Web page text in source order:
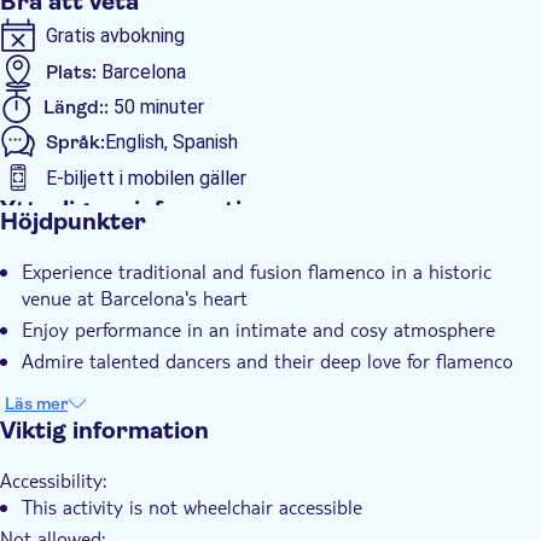
Gratis avbokning
Plats: Barcelona
Längd:: 50 minuter
Språk:English, Spanish
E-biljett i mobilen gäller
Ytterligare information
Snabbkö
Lokal prägel
Elektronisk biljett
Höjdpunkter
Experience traditional and fusion flamenco in a historic
venue at Barcelona's heart
Enjoy performance in an intimate and cosy atmosphere
Admire talented dancers and their deep love for flamenco
Läs mer
Viktig information
Accessibility:
This activity is not wheelchair accessible